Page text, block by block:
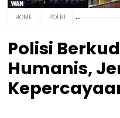
HOME POLRI
Polisi
Humanis,